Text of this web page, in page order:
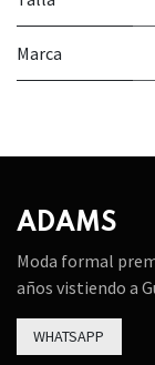
Marca
ADAMS
Moda formal
años vistiendo a
WHATSAPP